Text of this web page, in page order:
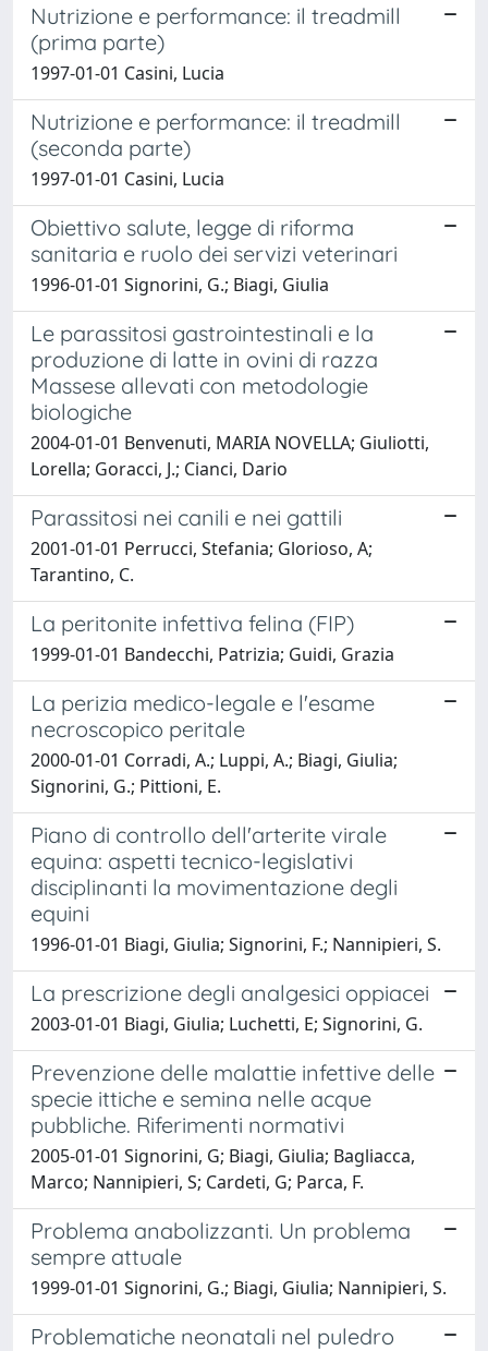
Nutrizione e performance: il treadmill
(prima parte)
1997-01-01 Casini, Lucia
Nutrizione e performance: il treadmill
(seconda parte)
1997-01-01 Casini, Lucia
Obiettivo salute, legge di riforma
sanitaria e ruolo dei servizi veterinari
1996-01-01 Signorini, G.; Biagi, Giulia
Le parassitosi gastrointestinali e la
produzione di latte in ovini di razza
Massese allevati con metodologie
biologiche
2004-01-01 Benvenuti, MARIA NOVELLA; Giuliotti,
Lorella; Goracci, J.; Cianci, Dario
Parassitosi nei canili e nei gattili
2001-01-01 Perrucci, Stefania; Glorioso, A;
Tarantino, C.
La peritonite infettiva felina (FIP)
1999-01-01 Bandecchi, Patrizia; Guidi, Grazia
La perizia medico-legale e l'esame
necroscopico peritale
2000-01-01 Corradi, A.; Luppi, A.; Biagi, Giulia;
Signorini, G.; Pittioni, E.
Piano di controllo dell'arterite virale
equina: aspetti tecnico-legislativi
disciplinanti la movimentazione degli
equini
1996-01-01 Biagi, Giulia; Signorini, F.; Nannipieri, S.
La prescrizione degli analgesici oppiacei
2003-01-01 Biagi, Giulia; Luchetti, E; Signorini, G.
Prevenzione delle malattie infettive delle
specie ittiche e semina nelle acque
pubbliche. Riferimenti normativi
2005-01-01 Signorini, G; Biagi, Giulia; Bagliacca,
Marco; Nannipieri, S; Cardeti, G; Parca, F.
Problema anabolizzanti. Un problema
sempre attuale
1999-01-01 Signorini, G.; Biagi, Giulia; Nannipieri, S.
Problematiche neonatali nel puledro